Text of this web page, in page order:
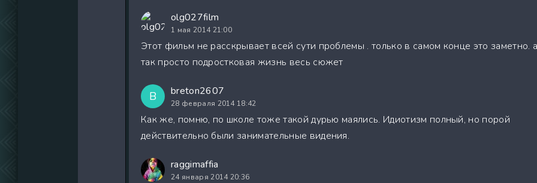
olg027film
1 мая 2014 21:00
Этот фильм не расскрывает всей сути проблемы . только в самом конце это заметно.
так просто подростковая жизнь весь сюжет
B breton2607
28 февраля 2014 18:42
Как же, помню, по школе тоже такой дурью маялись. Идиотизм полный, но порой
действительно были занимательные видения.
raggimaffia
24 января 2014 20:36